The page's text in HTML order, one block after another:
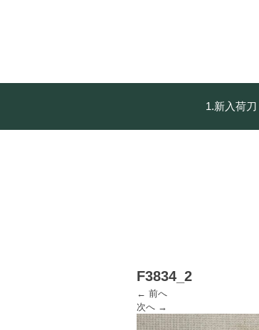
1.新入荷刀
F3834_2
← 前へ
次へ →